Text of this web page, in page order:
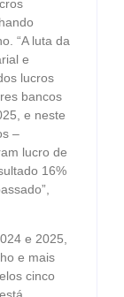
“A luta da
e
lucros
bancos
e neste
–
lucro de
16%
e 2025,
e mais
cinco